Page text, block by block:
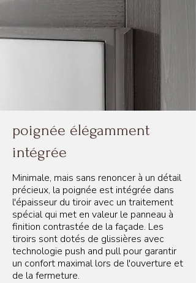
poignée élégamment
intégrée
Minimale, mais sans renoncer à un détail
précieux, la poignée est intégrée dans
l'épaisseur du tiroir avec un traitement
spécial qui met en valeur le panneau à
finition contrastée de la façade. Les
tiroirs sont dotés de glissières avec
technologie push and pull pour garantir
un confort maximal lors de l'ouverture et
de la fermeture.